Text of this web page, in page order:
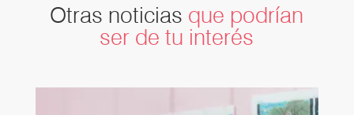
Otras noticias que podrían
ser de tu interés